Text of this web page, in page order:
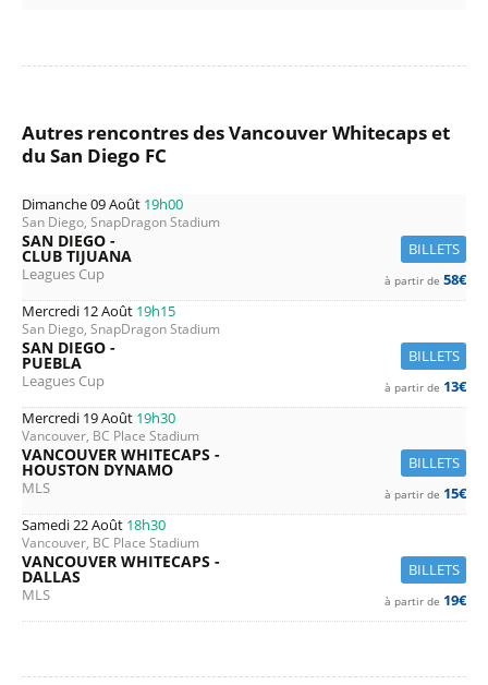
Autres rencontres des Vancouver Whitecaps et
du San Diego FC
Dimanche 09 Août 19h00
San Diego, SnapDragon Stadium
BILLETS
SAN DIEGO -
CLUB TIJUANA
Leagues Cup à partir de 58€
Mercredi 12 Août 19h15
San Diego, SnapDragon Stadium
BILLETS
SAN DIEGO -
PUEBLA
Leagues Cup à partir de 13€
Mercredi 19 Août 19h30
Vancouver, BC Place Stadium
BILLETS
VANCOUVER WHITECAPS -
HOUSTON DYNAMO
MLS à partir de 15€
Samedi 22 Août 18h30
Vancouver, BC Place Stadium
BILLETS
VANCOUVER WHITECAPS -
DALLAS
MLS à partir de 19€